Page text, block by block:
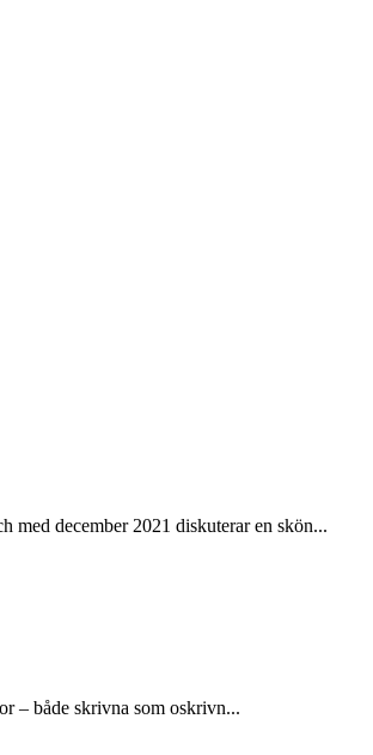
med december 2021 diskuterar en skön...
– både skrivna som oskrivn...